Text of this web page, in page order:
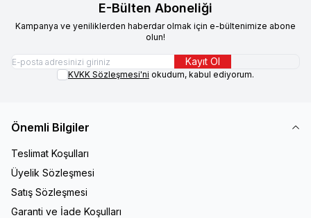
E-Bülten Aboneliği
Kampanya ve yeniliklerden haberdar olmak için e-bültenimize abone
olun!
Kayıt Ol
KVKK Sözleşmesi'ni okudum, kabul ediyorum.
Önemli Bilgiler
Teslimat Koşulları
Üyelik Sözleşmesi
Satış Sözleşmesi
Garanti ve İade Koşulları